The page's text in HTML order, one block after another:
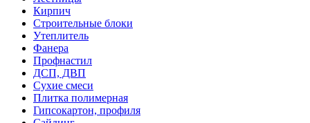
Кирпич
Строительные блоки
Утеплитель
Фанера
Профнастил
ДСП, ДВП
Сухие смеси
Плитка полимерная
Гипсокартон, профиля